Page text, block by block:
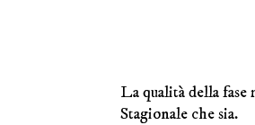
La qualità della
Stagionale che sia.